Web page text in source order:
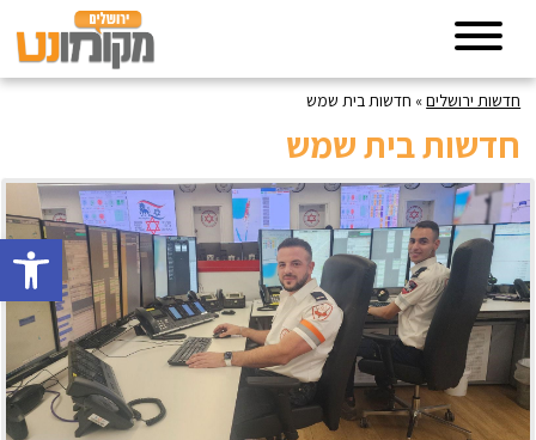
פתח
חדשות ירושלים» חדשות בית שמש
חדשות בית שמש